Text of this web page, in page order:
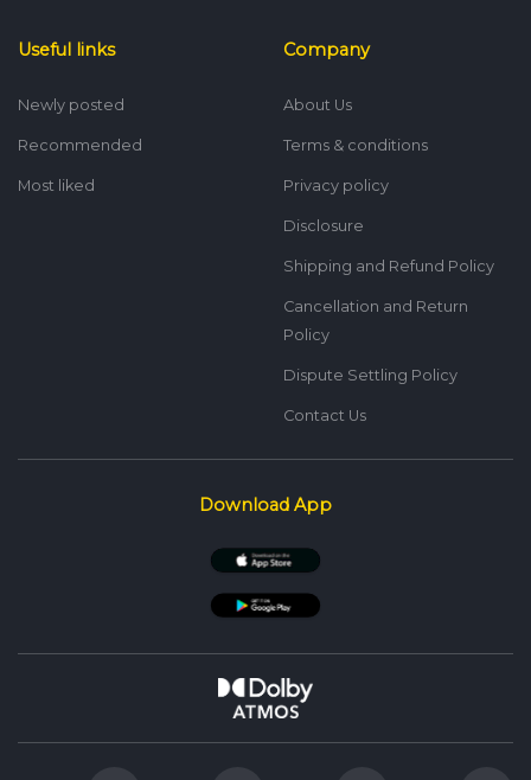
Useful links
Newly posted
Recommended
Most liked
Company
About Us
Terms & conditions
Privacy policy
Disclosure
Shipping and Refund Policy
Cancellation and Return
Policy
Dispute Settling Policy
Contact Us
Download App